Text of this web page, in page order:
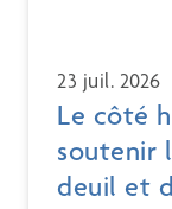
23 juil. 2026
Le côté
soutenir
deuil et